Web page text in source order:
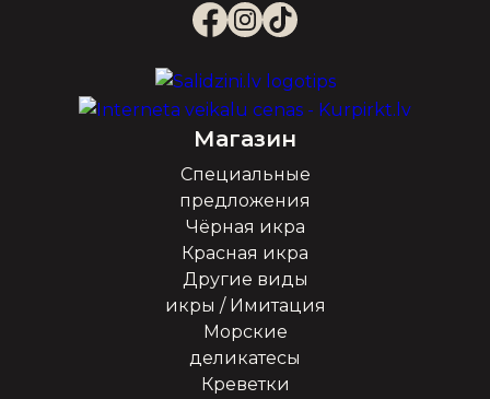
Магазин
Специальные
предложения
Чёрная икра
Красная икра
Другие виды
икры / Имитация
Морские
деликатесы
Креветки